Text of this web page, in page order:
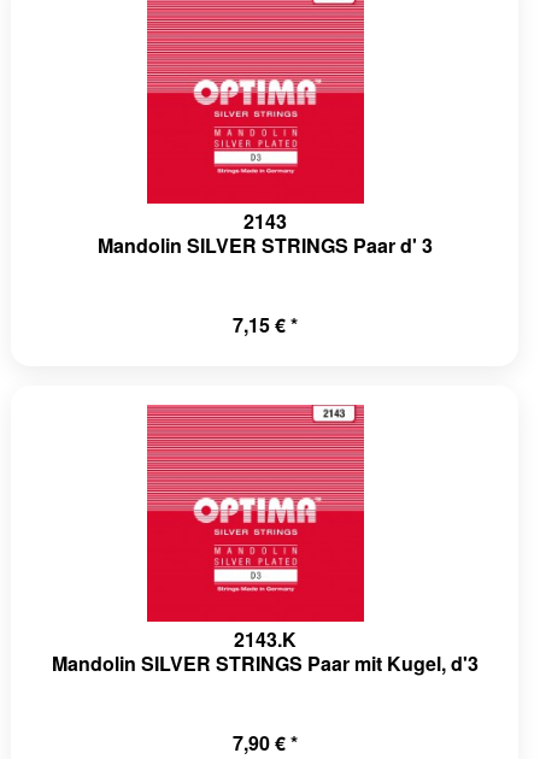
2143
Mandolin SILVER STRINGS Paar d' 3
7,15 € *
2143.K
Mandolin SILVER STRINGS Paar mit Kugel, d'3
7,90 € *